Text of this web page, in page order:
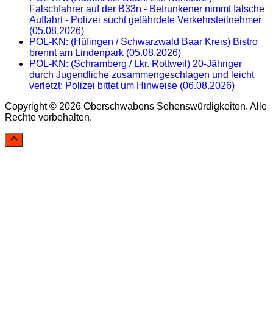
Falschfahrer auf der B33n - Betrunkener nimmt falsche
Auffahrt - Polizei sucht gefährdete Verkehrsteilnehmer
(05.08.2026)
POL-KN: (Hüfingen / Schwarzwald Baar Kreis) Bistro
brennt am Lindenpark (05.08.2026)
POL-KN: (Schramberg / Lkr. Rottweil) 20-Jähriger
durch Jugendliche zusammengeschlagen und leicht
verletzt: Polizei bittet um Hinweise (06.08.2026)
Copyright © 2026 Oberschwabens Sehenswürdigkeiten. Alle
Rechte vorbehalten.